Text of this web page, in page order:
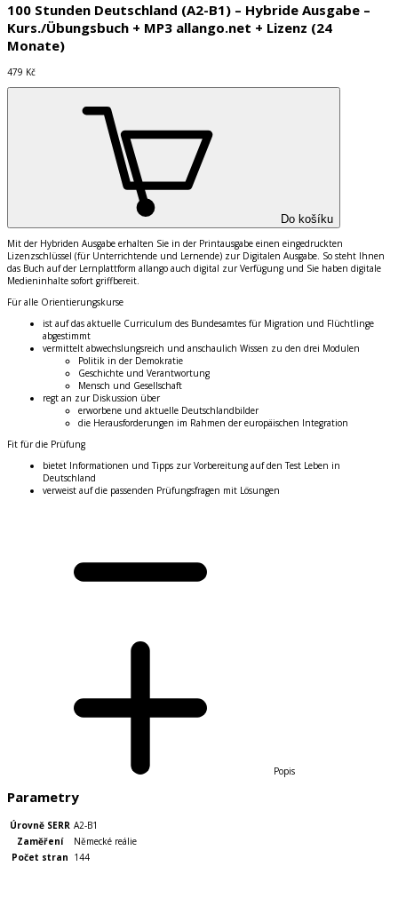
100 Stunden Deutschland (A2-B1) – Hybride Ausgabe –
Kurs./Übungsbuch + MP3 allango.net + Lizenz (24
Monate)
479 Kč
Do košíku
Mit der Hybriden Ausgabe erhalten Sie in der Printausgabe einen eingedruckten
Lizenzschlüssel (für Unterrichtende und Lernende) zur Digitalen Ausgabe. So steht Ihnen
das Buch auf der Lernplattform allango auch digital zur Verfügung und Sie haben digitale
Medieninhalte sofort griffbereit.
Für alle Orientierungskurse
ist auf das aktuelle Curriculum des Bundesamtes für Migration und Flüchtlinge
abgestimmt
vermittelt abwechslungsreich und anschaulich Wissen zu den drei Modulen
Politik in der Demokratie
Geschichte und Verantwortung
Mensch und Gesellschaft
regt an zur Diskussion über
erworbene und aktuelle Deutschlandbilder
die Herausforderungen im Rahmen der europäischen Integration
Fit für die Prüfung
bietet Informationen und Tipps zur Vorbereitung auf den Test Leben in
Deutschland
verweist auf die passenden Prüfungsfragen mit L ösungen
Popis
Parametry
Úrovně SERR A2-B1
Zaměření
Německé reálie
Počet stran 144